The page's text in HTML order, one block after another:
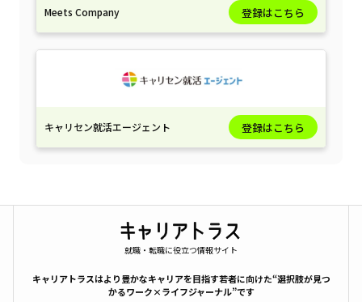
Meets Company 登録はこちら
キャリセン就活エージェント 登録はこちら
就職・転職に役立つ情報サイト
キャリアトラスはより豊かなキャリアを目指す若者に向けた“選択肢が見つ
かるワーク×ライフジャーナル”です